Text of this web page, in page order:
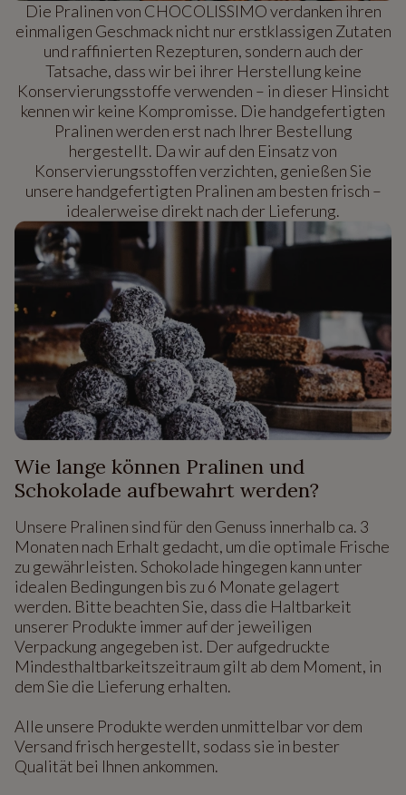
Die Pralinen von CHOCOLISSIMO verdanken ihren
einmaligen Geschmack nicht nur erstklassigen Zutaten
und raffinierten Rezepturen, sondern auch der
Tatsache, dass wir bei ihrer Herstellung keine
Konservierungsstoffe verwenden – in dieser Hinsicht
kennen wir keine Kompromisse. Die handgefertigten
Pralinen werden erst nach Ihrer Bestellung
hergestellt. Da wir auf den Einsatz von
Konservierungsstoffen verzichten, genießen Sie
unsere handgefertigten Pralinen am besten frisch –
idealerweise direkt nach der Lieferung.
Wie lange können Pralinen und
Schokolade aufbewahrt werden?
Unsere Pralinen sind für den Genuss innerhalb ca. 3
Monaten nach Erhalt gedacht, um die optimale Frische
zu gewährleisten. Schokolade hingegen kann unter
idealen Bedingungen bis zu 6 Monate gelagert
werden. Bitte beachten Sie, dass die Haltbarkeit
unserer Produkte immer auf der jeweiligen
Verpackung angegeben ist. Der aufgedruckte
Mindesthaltbarkeitszeitraum gilt ab dem Moment, in
dem Sie die Lieferung erhalten.
Alle unsere Produkte werden unmittelbar vor dem
Versand frisch hergestellt, sodass sie in bester
Qualität bei Ihnen ankommen.